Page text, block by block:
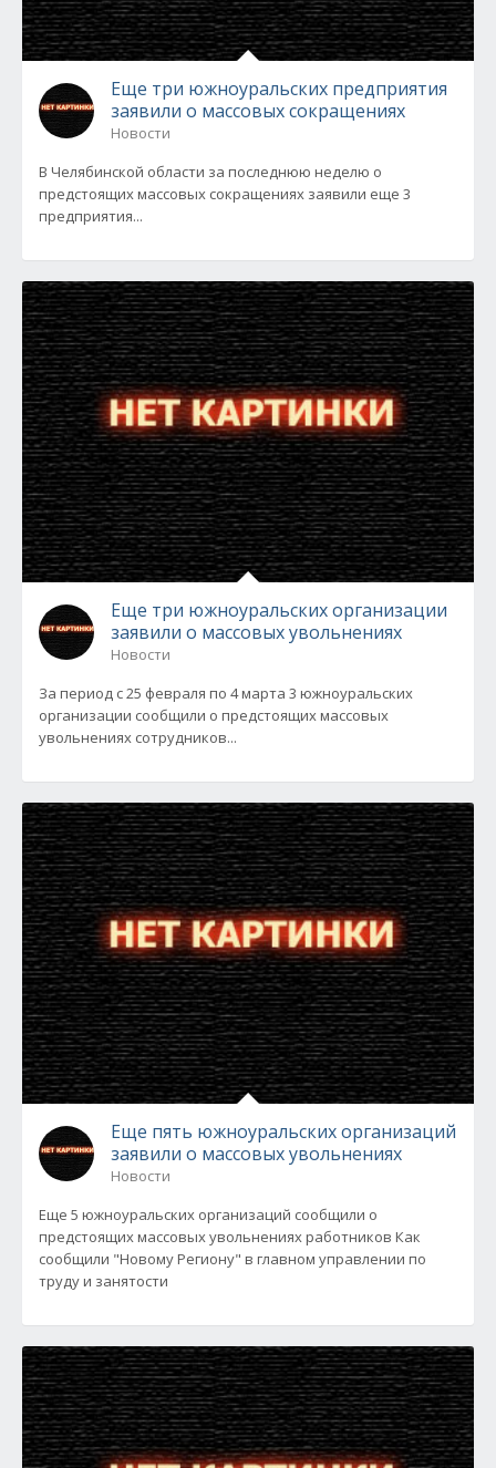
Еще три южноуральских предприятия
заявили о массовых сокращениях
Новости
В Челябинской области за последнюю неделю о
предстоящих массовых сокращениях заявили еще 3
предприятия...
Еще три южноуральских организации
заявили о массовых увольнениях
Новости
За период с 25 февраля по 4 марта 3 южноуральских
организации сообщили о предстоящих массовых
увольнениях сотрудников...
Еще пять южноуральских организаций
заявили о массовых увольнениях
Новости
Еще 5 южноуральских организаций сообщили о
предстоящих массовых увольнениях работников Как
сообщили "Новому Региону" в главном управлении по
труду и занятости